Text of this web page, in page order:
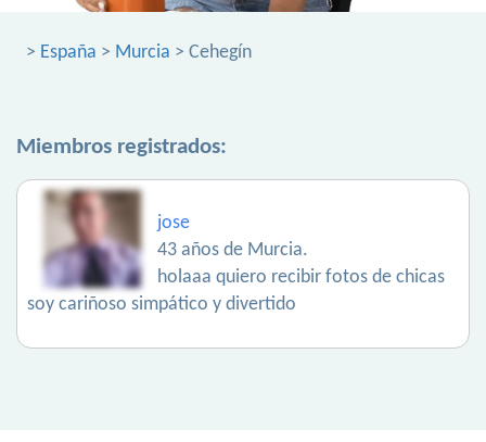
> España > Murcia > Cehegín
Miembros registrados:
jose
43 años de Murcia.
holaaa quiero recibir fotos de chicas
soy cariñoso simpático y divertido